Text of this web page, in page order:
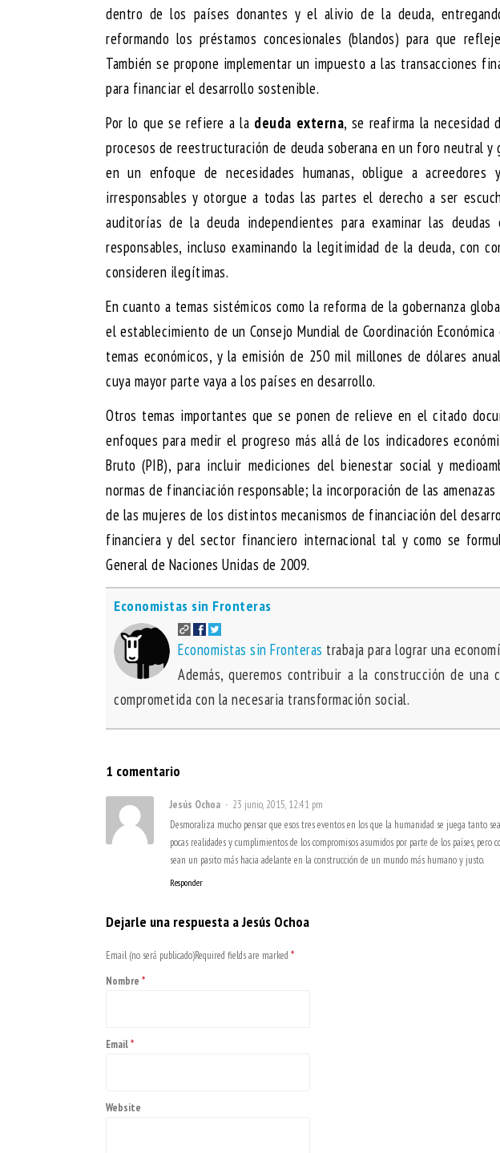
dentro de los países donantes y el alivio de la deuda,
reformando los préstamos concesionales (blandos) para que
También se propone implementar un impuesto a las transacciones
para financiar el desarrollo sostenible.
Por lo que se refiere a la deuda externa, se reafirma la necesidad
procesos de reestructuración de deuda soberana en un foro neutral y
en un enfoque de necesidades humanas, obligue a
irresponsables y otorgue a todas las partes el derecho a ser
auditorías de la deuda independientes para examinar las
responsables, incluso examinando la legitimidad de la deuda, con
consideren ilegítimas.
En cuanto a temas sistémicos como la reforma de la gobernanza
el establecimiento de un Consejo Mundial de Coordinación
temas económicos, y la emisión de 250 mil millones de dólares
cuya mayor parte vaya a los países en desarrollo.
Otros temas importantes que se ponen de relieve en el citado
enfoques para medir el progreso más allá de los indicadores
Bruto (PIB), para incluir mediciones del bienestar social y
normas de financiación responsable; la incorporación de las
de las mujeres de los distintos mecanismos de financiación del
financiera y del sector financiero internacional tal y como se
General de Naciones Unidas de 2009.
Economistas sin Fronteras
Economistas sin Fronteras trabaja para lograr una
Además, queremos contribuir a la construcción de una
comprometida con la necesaria transformación social.
1 comentario
Jesús Ochoa
23 junio, 2015, 12:41 pm
Desmoraliza mucho pensar que esos tres eventos en los que la humanidad se juega tanto
pocas realidades y cumplimientos de los compromisos asumidos por parte de los países,
sean un pasito más hacia adelante en la construcción de un mundo más humano y justo.
Responder
Dejarle una respuesta aJesús Ochoa
Email (no será publicado)Required fields are marked *
Nombre *
Email*
Website